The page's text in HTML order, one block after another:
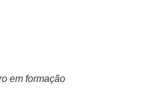
em formação